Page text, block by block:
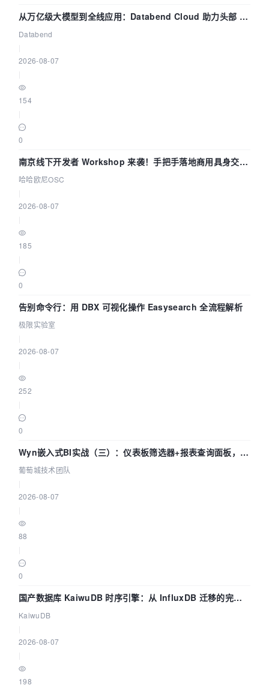
从万亿级大模型到全线应用：Databend Cloud 助力头部 AI
企业构建全链路 Trace 数据管道
Databend
2026-08-07
154
0
南京线下开发者 Workshop 来袭！手把手落地商用具身交互
智能 Agent 应用
哈哈欧尼OSC
2026-08-07
185
0
告别命令行：用 DBX 可视化操作 Easysearch 全流程解析
极限实验室
2026-08-07
252
0
Wyn嵌入式BI实战（三）：仪表板筛选器+报表查询面板，参
数联动全闭环
葡萄城技术团队
2026-08-07
88
0
国产数据库 KaiwuDB 时序引擎：从 InfluxDB 迁移的完整
技术路径
KaiwuDB
2026-08-07
198